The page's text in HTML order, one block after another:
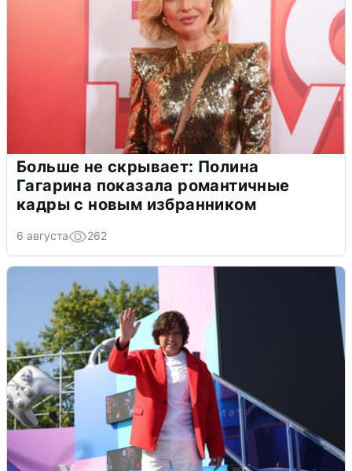
Больше не скрывает: Полина
Гагарина показала романтичные
кадры с новым избранником
6 августа 262